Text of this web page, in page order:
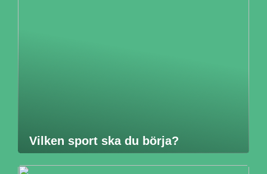
Vilken sport ska du börja?